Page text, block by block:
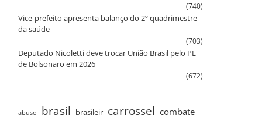
(740)
Vice‑prefeito apresenta balanço do 2º quadrimestre
da saúde
(703)
Deputado Nicoletti deve trocar União Brasil pelo PL
de Bolsonaro em 2026
(672)
abuso brasil brasileir carrossel combate